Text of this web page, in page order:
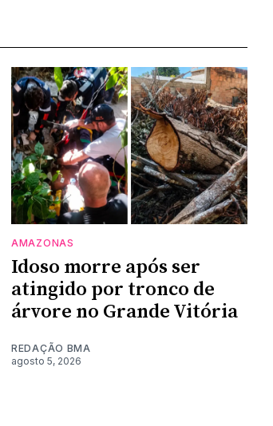
AMAZONAS
Idoso morre após ser
atingido por tronco de
árvore no Grande Vitória
REDAÇÃO BMA
agosto 5, 2026